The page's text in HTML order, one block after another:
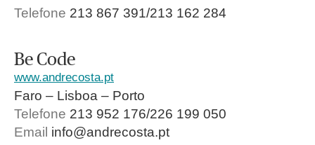
Telefone 213 867 391/213 162 284
Be Code
www.andrecosta.pt
Faro – Lisboa – Porto
Telefone 213 952 176/226 199 050
Email info@andrecosta.pt